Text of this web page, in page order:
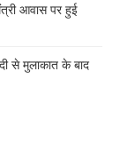
आवास पर हुई
से मुलाकात के बाद